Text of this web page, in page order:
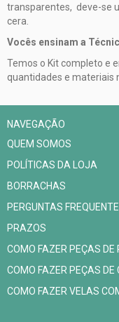
transparentes, deve-se
cera.
Vocês ensinam a
Temos o Kit completo e
quantidades e materiais
NAVEGAÇÃO
QUEM SOMOS
POLÍTICAS DA LOJA
BORRACHAS
PERGUNTAS
PRAZOS
COMO FAZER PEÇAS DE
COMO FAZER PEÇAS DE
COMO FAZER VELAS